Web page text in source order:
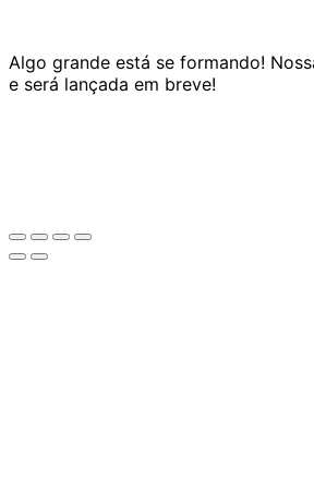
Algo grande está se formando!
e será lançada em breve!